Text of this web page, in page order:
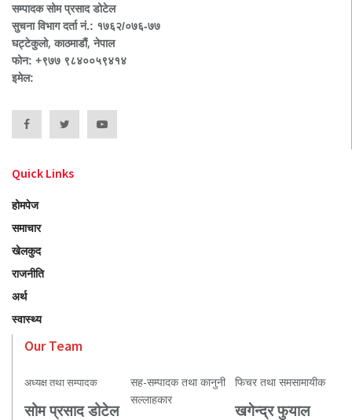
सम्पादक सोम प्रसाद डोटेल
सुचना विभाग दर्ता नं.: १७६२/०७६-७७
घट्टेकुलो, काठमाडौं, नेपाल
फोन: +९७७ ९८४००५९४१४
इमेल:
Quick Links
होमपेज
समाचार
खेलकुद
राजनीति
अर्थ
स्वास्थ्य
Our Team
अध्यक्ष तथा सम्पादक
सोम प्रसाद डोटेल
सह-सम्पादक तथा कानुनी
सल्लाहकार
फिचर तथा समसामायीक
खगेन्द्र फुयाल